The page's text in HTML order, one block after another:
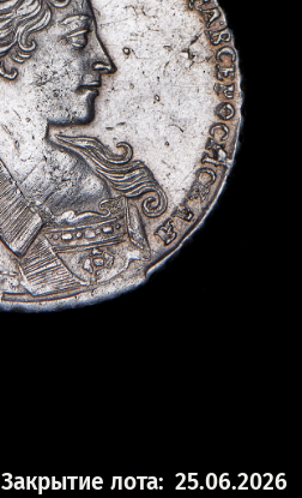
Закрытие лота: 25.06.2026